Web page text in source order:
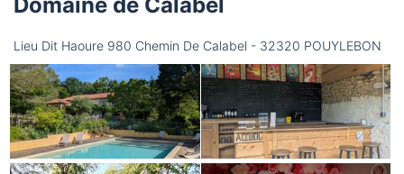
Lieu Dit Haoure 980 Chemin De Calabel - 32320 POUYLEBON